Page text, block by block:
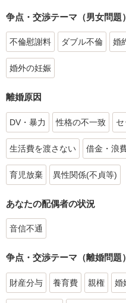
争点・交渉テーマ（男女問題）
不倫慰謝料 ダブル不倫 婚
婚外の妊娠
離婚原因
DV・暴力 性格の不一致
生活費を渡さない 借金・浪
育児放棄 異性関係(不貞等)
あなたの配偶者の状況
音信不通
争点・交渉テーマ（離婚問題）
財産分与 養育費 親権 婚